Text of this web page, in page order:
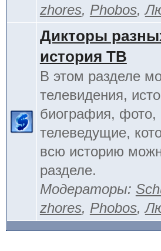
zhores, Phobos,
Дикторы
история ТВ
В этом разделе
телевидения,
биография, фото,
телеведущие,
всю историю
разделе.
Модераторы:
zhores, Phobos,